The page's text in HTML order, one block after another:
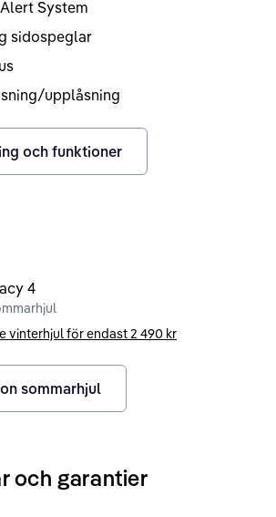
System
sidospeglar
upplåsning
och funktioner
4
vinterhjul för endast2 490 kr
sommarhjul
och garantier